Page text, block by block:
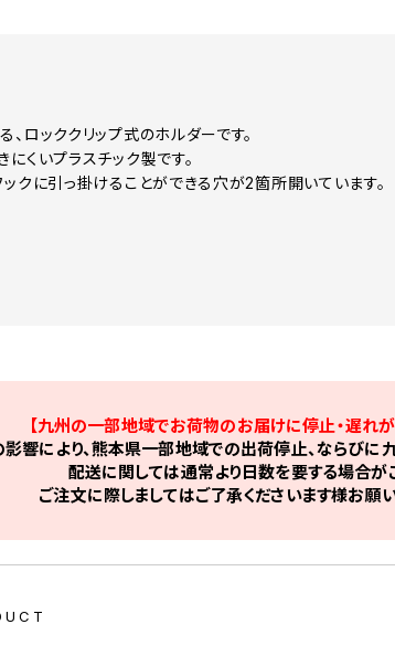
ロッククリップ式のホルダーです。
くいプラスチック製です。
ックに引っ掛けることができる穴が2箇所開いています。
【九州の一部地域でお荷物のお届けに停止・遅れが
響により、熊本県一部地域での出荷停止、ならびに
配送に関しては通常より日数を要する場合が
ご注文に際しましてはご了承くださいます様お願